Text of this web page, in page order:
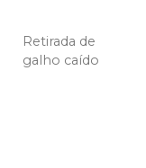
Retirada de
galho caído